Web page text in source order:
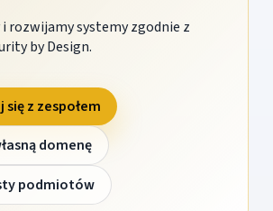
rozwijamy systemy zgodnie z
by Design.
z zespołem
domenę
podmiotów